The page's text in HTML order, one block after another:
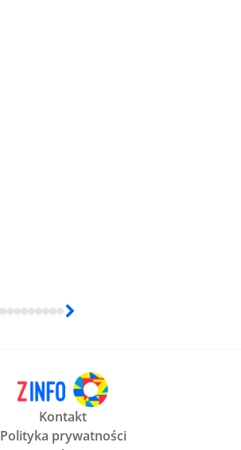
Kontakt
Polityka prywatności